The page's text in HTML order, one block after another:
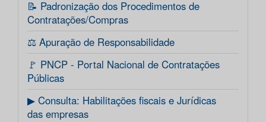
📝 Padronização dos Procedimentos de
Contratações/Compras
⚖️ Apuração de Responsabilidade
🚩 PNCP - Portal Nacional de Contratações
Públicas
▶ Consulta: Habilitações fiscais e Jurídicas
das empresas